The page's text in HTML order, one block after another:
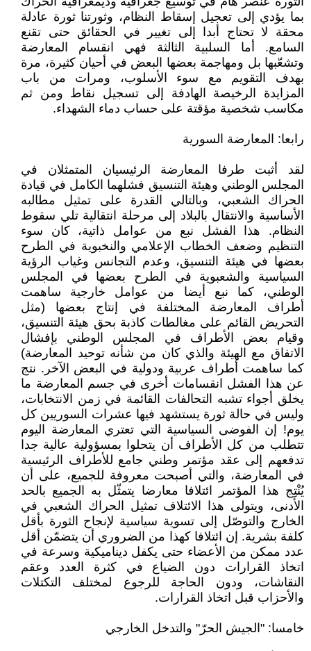
بما يؤدي إلى تعجيل إسقاط النظام، وثورتنا ثورة عادلة
محقة لا تحتاج أبدا إلى تغيير في الحقائق حتى تقنع
السامع. أما السلبية الثالثة فهي انقسام المعارضة
وتشعّبها بل ومهاجمة بعضها البعض في أحيان كثيرة، مرة
بهدف التقويم مع سوء الأسلوب، ومرات من باب
المزايدة الرخيصة الهادفة إلى تسجيل نقاط ومن ثم
مكاسب شخصية مؤقتة على حساب دماء الشهداء.
رابعا: المعارضة السورية
لقد أثبت طرفا المعارضة الرئيسيان المتمثلان في
المجلس الوطني وهيئة التنسيق فشلهما الكامل في قيادة
الحراك الشعبي، وبالتالي القدرة على تمثيل مطالبه
الأساسية والانتقال بالبلاد إلى مرحلة انتقالية تلي سقوط
النظام. هذا الفشل نبع من عوامل ذاتية، كان سوء
التنظيم وضعف الخطاب الإعلامي والنخبوية في الطرح
بعضها في هيئة التنسيق، وعدم التجانس وغياب الرؤية
السياسية والشعبوية في الطرح بعضها في المجلس
الوطني، كما نبع أيضا من عوامل خارجية ساهمت
أطراف المعارضة المختلفة في إنتاج بعضها (مثل
التحريض القائم على مغالطات كاذبة بحق هيئة التنسيق،
وقيام بعض الأطراف في المجلس الوطني بإفشال
الاتفاق مع الهيئة والذي كان من شأنه توحيد المعارضة)
كما ساهمت أطراف عربية ودولية في البعض الآخر. نتج
عن هذا الفشل انقسامات أخرى في جسم المعارضة ما
يخلق أجواء تشبه التحالفات القائمة في زمن الانتخابات،
وليس في حالة ثورة يستشهد فيها عشرات السوريين كل
يوم! إن الفوضى السياسية التي تعتري المعارضة اليوم
تتطلب من كل الأطراف أن يتحلوا بمسؤولية عالية جدا
تدفعهم إلى عقد مؤتمر وطني جامع للأطراف الرئيسية
في المعارضة، والتي أصبحت معروفة للجميع، على أن
يُنْتِج هذا المؤتمر ائتلافا معارضا يتمثّل به الجميع بالحد
الأدنى، ويتولى هذا الائتلاف تمثيل الحراك الشعبي في
الخارج والتوصّل إلى تسوية سياسية لإنجاح الثورة بأقل
كلفة بشرية. إن ائتلافا كهذا من الضروري أن يتضمّن أقل
عدد ممكن من الأعضاء حتى يكفل ديناميكية وسرعة في
اتخاذ القرارات دون الضياع في كثرة العدد وعقم
النقاشات، ودون الحاجة للرجوع لمختلف التكتلات
والأحزاب قبل اتخاذ القرارات.
خامسا: "الجيش الحرّ" والتدخل الخارجي